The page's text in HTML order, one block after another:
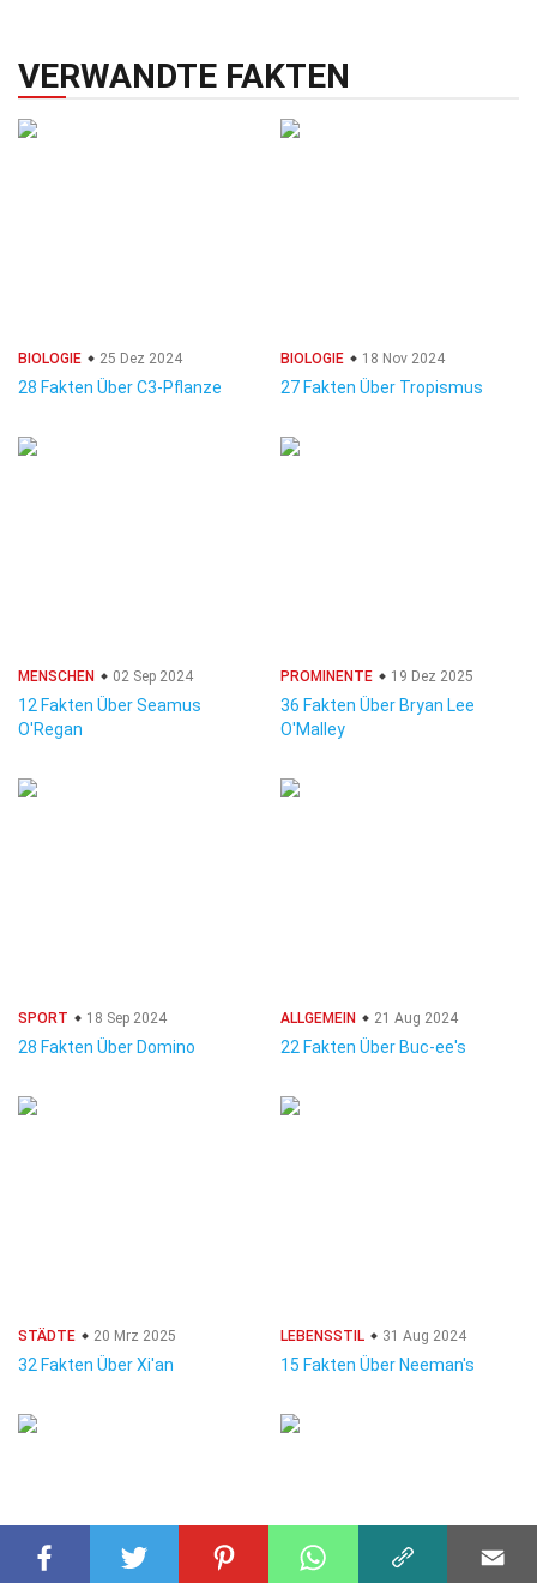
VERWANDTE FAKTEN
BIOLOGIE 25 Dez 2024
28 Fakten Über C3-Pflanze
BIOLOGIE 18 Nov 2024
27 Fakten Über Tropismus
MENSCHEN 02 Sep 2024
12 Fakten Über Seamus
O'Regan
PROMINENTE 19 Dez 2025
36 Fakten Über Bryan Lee
O'Malley
SPORT 18 Sep 2024
28 Fakten Über Domino
ALLGEMEIN 21 Aug 2024
22 Fakten Über Buc-ee's
STÄDTE 20 Mrz 2025
32 Fakten Über Xi'an
LEBENSSTIL 31 Aug 2024
15 Fakten Über Neeman's